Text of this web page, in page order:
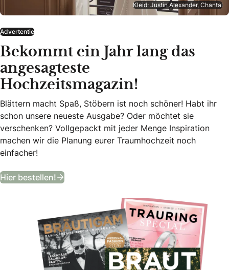
Kleid: Justin Alexander, Chantal
Advertentie
Bekommt ein Jahr lang das
angesagteste
Hochzeitsmagazin!
Blättern macht Spaß, Stöbern ist noch schöner! Habt ihr
schon unsere neueste Ausgabe? Oder möchtet sie
verschenken? Vollgepackt mit jeder Menge Inspiration
machen wir die Planung eurer Traumhochzeit noch
einfacher!
Hier bestellen! Bekommt ein Jahr lang das